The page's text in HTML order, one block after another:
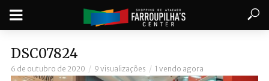
DSC07824
6 de outubro de 2020 9 visualizações 1 vendo agora